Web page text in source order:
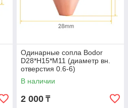
Одинарные сопла Bodor
D28*H15*М11 (диаметр вн.
отверстия 0.6-6)
В наличии
2 000 ₸